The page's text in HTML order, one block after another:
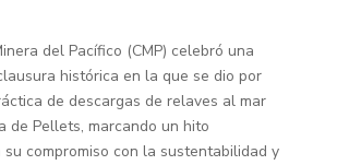
del Pacífico (CMP) celebró una
histórica en la que se dio por
de descargas de relaves al mar
de Pellets, marcando un hito
compromiso con la sustentabilidad y